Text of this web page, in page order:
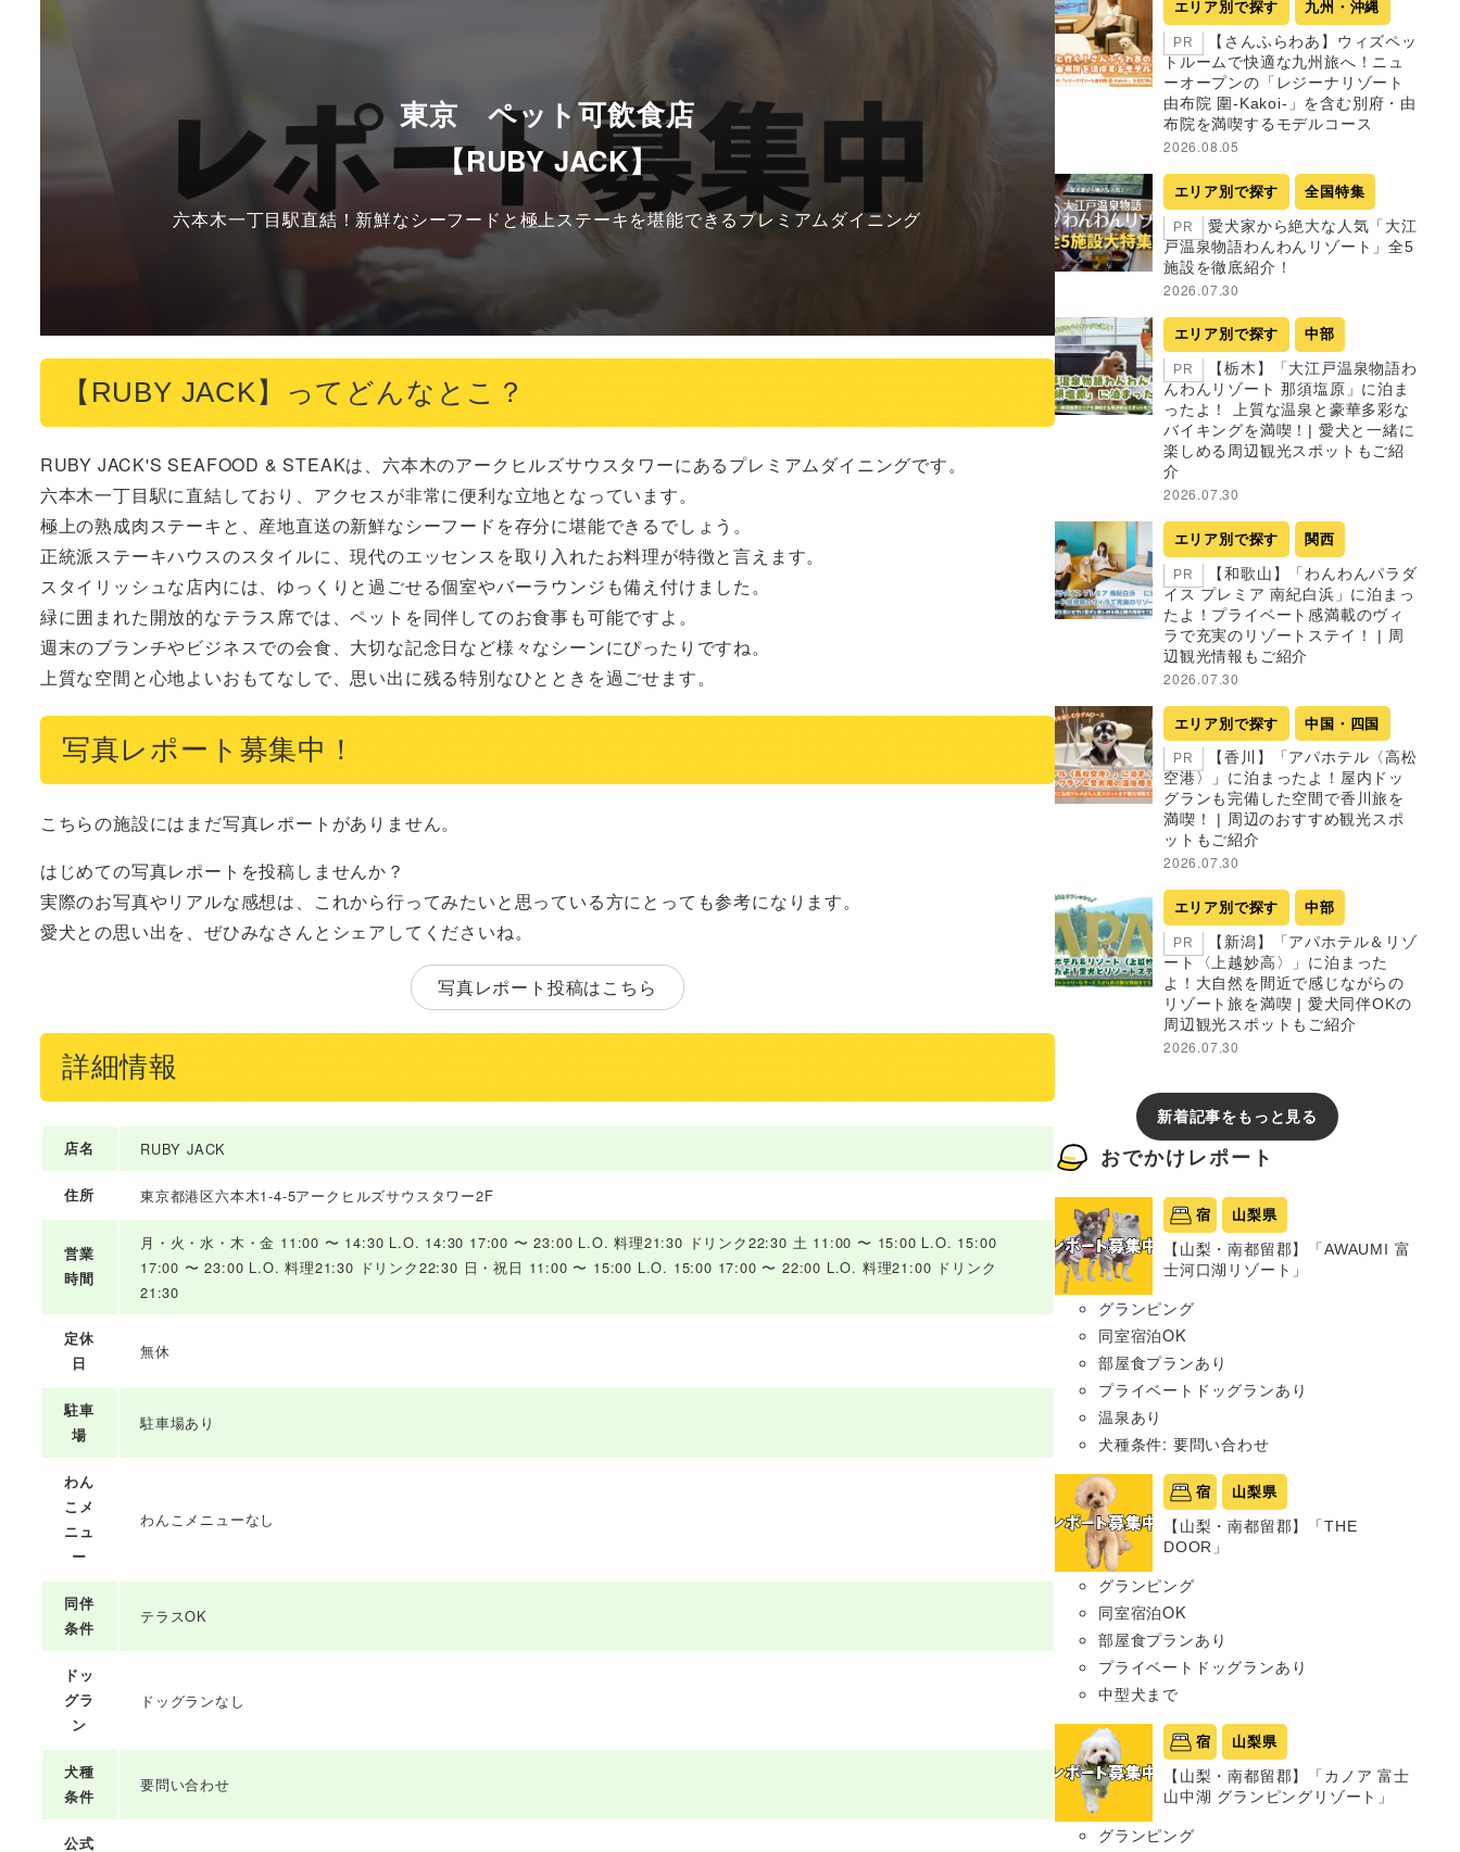
東京 ペット可飲食店
【RUBY JACK】
六本木一丁目駅直結！新鮮なシーフードと極上ステーキを堪能できるプレミアムダイニング
【RUBY JACK】ってどんなとこ？
RUBY JACK'S SEAFOOD & STEAKは、六本木のアークヒルズサウスタワーにあるプレミアムダイニングです。
六本木一丁目駅に直結しており、アクセスが非常に便利な立地となっています。
極上の熟成肉ステーキと、産地直送の新鮮なシーフードを存分に堪能できるでしょう。
正統派ステーキハウスのスタイルに、現代のエッセンスを取り入れたお料理が特徴と言えます。
スタイリッシュな店内には、ゆっくりと過ごせる個室やバーラウンジも備え付けました。
緑に囲まれた開放的なテラス席では、ペットを同伴してのお食事も可能ですよ。
週末のブランチやビジネスでの会食、大切な記念日など様々なシーンにぴったりですね。
上質な空間と心地よいおもてなしで、思い出に残る特別なひとときを過ごせます。
写真レポート募集中！
こちらの施設にはまだ写真レポートがありません。
はじめての写真レポートを投稿しませんか？
実際のお写真やリアルな感想は、これから行ってみたいと思っている方にとっても参考になります。
愛犬との思い出を、ぜひみなさんとシェアしてくださいね。
写真レポート投稿はこちら
詳細情報
店名 RUBY JACK
住所 東京都港区六本木1-4-5アークヒルズサウスタワー2F
営業
時間
月・火・水・木・金 11:00 〜 14:30 L.O. 14:30 17:00 〜 23:00 L.O. 料理21:30 ドリンク22:30 土 11:00 〜 15:00 L.O. 15:00
17:00 〜 23:00 L.O. 料理21:30 ドリンク22:30 日・祝日 11:00 〜 15:00 L.O. 15:00 17:00 〜 22:00 L.O. 料理21:00 ドリンク
21:30
定休
日
無休
駐車
場
駐車場あり
わん
こメ
ニュ
ー
わんこメニューなし
同伴
条件
テラスOK
ドッ
グラ
ン
ドッグランなし
犬種
条件
要問い合わせ
公式
エリア別で探す 九州・沖縄
PR
【さんふらわあ】ウィズペッ
トルームで快適な九州旅へ！ニュ
ーオープンの「レジーナリゾート
由布院 圍-Kakoi-」を含む別府・由
布院を満喫するモデルコース
2026.08.05
エリア別で探す 全国特集
PR
愛犬家から絶大な人気「大江
戸温泉物語わんわんリゾート」全5
施設を徹底紹介！
2026.07.30
エリア別で探す 中部
PR
【栃木】「大江戸温泉物語わ
んわんリゾート 那須塩原」に泊ま
ったよ！ 上質な温泉と豪華多彩な
バイキングを満喫！| 愛犬と一緒に
楽しめる周辺観光スポットもご紹
介
2026.07.30
エリア別で探す 関西
PR
【和歌山】「わんわんパラダ
イス プレミア 南紀白浜」に泊まっ
たよ！プライベート感満載のヴィ
ラで充実のリゾートステイ！ | 周
辺観光情報もご紹介
2026.07.30
エリア別で探す 中国・四国
PR
【香川】「アパホテル〈高松
空港〉」に泊まったよ！屋内ドッ
グランも完備した空間で香川旅を
満喫！ | 周辺のおすすめ観光スポ
ットもご紹介
2026.07.30
エリア別で探す 中部
PR
【新潟】「アパホテル＆リゾ
ート〈上越妙高〉」に泊まった
よ！大自然を間近で感じながらの
リゾート旅を満喫 | 愛犬同伴OKの
周辺観光スポットもご紹介
2026.07.30
新着記事をもっと見る
おでかけレポート
宿 山梨県
【山梨・南都留郡】「AWAUMI 富
士河口湖リゾート」
グランピング
同室宿泊OK
部屋食プランあり
プライベートドッグランあり
温泉あり
犬種条件: 要問い合わせ
宿 山梨県
【山梨・南都留郡】「THE
DOOR」
グランピング
同室宿泊OK
部屋食プランあり
プライベートドッグランあり
中型犬まで
宿 山梨県
【山梨・南都留郡】「カノア 富士
山中湖 グランピングリゾート」
グランピング